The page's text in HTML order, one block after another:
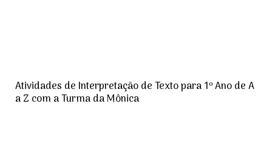
Atividades de Interpretação de Texto para 1º Ano de A
a Z com a Turma da Mônica